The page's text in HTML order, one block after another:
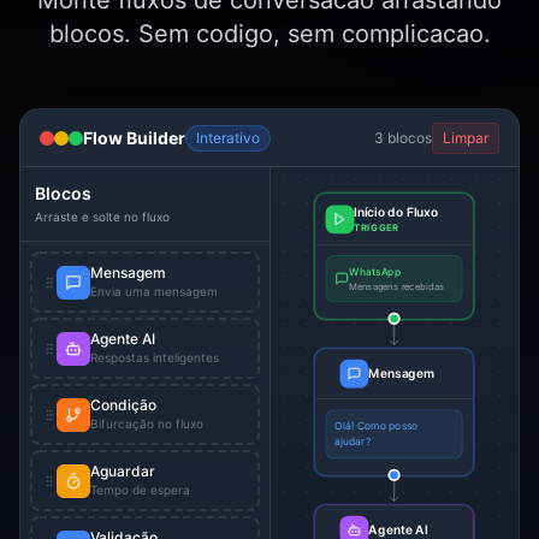
blocos. Sem codigo, sem complicacao.
Flow Builder Interativo 3 blocos Limpar
Blocos
Arraste e solte no fluxo
Mensagem
Envia uma mensagem
Agente AI
Respostas inteligentes
Condição
Bifurcação no fluxo
Aguardar
Tempo de espera
Início do Fluxo
TRIGGER
WhatsApp
Mensagens recebidas
Mensagem
Olá! Como posso
ajudar?
Agente AI